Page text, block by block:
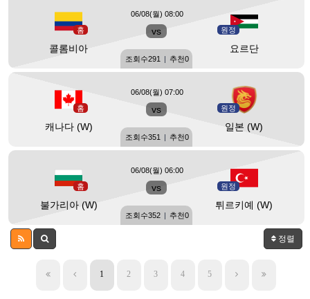
홈
콜롬비아
vs 원정
요르단
06/08(월) 08:00
조회수291 | 추천0
홈
캐나다 (W)
vs 원정
일본 (W)
06/08(월) 07:00
조회수351 | 추천0
홈
불가리아 (W)
vs 원정
튀르키예 (W)
06/08(월) 06:00
조회수352 | 추천0
정렬
1 2 3 4 5